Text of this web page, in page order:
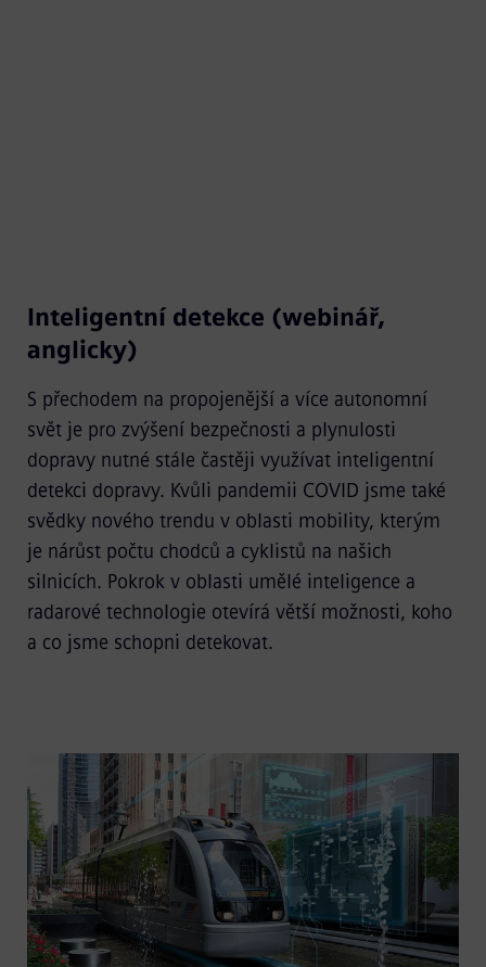
Inteligentní detekce (webinář,
anglicky)
S přechodem na propojenější a více autonomní
svět je pro zvýšení bezpečnosti a plynulosti
dopravy nutné stále častěji využívat inteligentní
detekci dopravy. Kvůli pandemii COVID jsme také
svědky nového trendu v oblasti mobility, kterým
je nárůst počtu chodců a cyklistů na našich
silnicích. Pokrok v oblasti umělé inteligence a
radarové technologie otevírá větší možnosti, koho
a co jsme schopni detekovat.